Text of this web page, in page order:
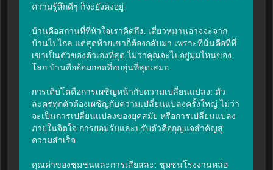
ความรู้สึกดีๆ ก็จะยังคงอยู่
บ้านคือสถานที่ที่หัวใจเราคิดถึง: เสี่ยวหมานอาจจะจาก
บ้านไปไกล แต่สุดท้ายเขาก็ต้องกลับมา เพราะที่นั่นคือที่ที่
เขาเป็นตัวของตัวเองที่สุด ไม่ว่าคุณจะไปอยู่มุมไหนของ
โลก บ้านคืออ้อมกอดที่อบอุ่นที่สุดเสมอ
การเติบโตคือการเผชิญหน้ากับความเปลี่ยนแปลง: ตัว
ละครทุกตัวต้องเผชิญกับความเปลี่ยนแปลงครั้งใหญ่ ไม่ว่า
จะเป็นการเปลี่ยนแปลงของยุคสมัย หรือการเปลี่ยนแปลง
ภายในจิตใจ การยอมรับและปรับตัวคือกุญแจสำคัญสู่
ความสำเร็จ
คุณค่าของชุมชนและการเสียสละ: ชุมชนโรงงานหล่อ